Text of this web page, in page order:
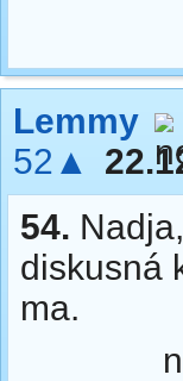
Lemmy
52▲
54.
diskusná
ma.